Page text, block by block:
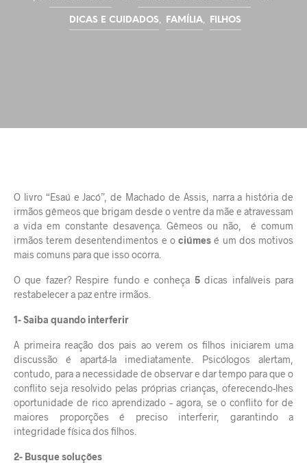
DICAS E CUIDADOS FAMÍLIA, FILHOS
O livro “Esaú e Jacó”, de Machado de Assis, narra a história de
irmãos gêmeos que brigam desde o ventre da mãe e atravessam
a vida em constante desavença. Gêmeos ou não, é comum
irmãos terem desentendimentos e ociúmes é um dos motivos
mais comuns para que isso ocorra.
O que fazer? Respire fundo e conheça 5dicas infalíveis para
restabelecer a paz entre irmãos.
1- Saiba quando interferir
A primeira reação dos pais ao verem os filhos iniciarem uma
discussão é apartá-la imediatamente. Psicólogos alertam,
contudo, para a necessidade de observar e dar tempo para que o
conflito seja resolvido pelas próprias crianças, oferecendo-lhes
oportunidade de rico aprendizado – agora, se o conflito for de
maiores proporções é preciso interferir, garantindo a
integridade física dos filhos.
2- Busque soluções